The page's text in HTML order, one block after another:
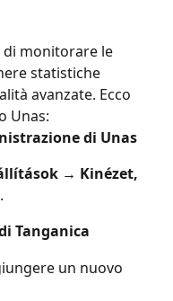
di monitorare le
statistiche
avanzate. Ecco
Unas:
di Unas
→ Kinézet,
.
Tanganica
un nuovo